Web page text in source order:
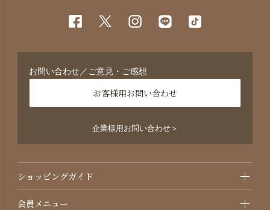
お問い合わせ／ご意見・ご感想
お客様用お問い合わせ
企業様用お問い合わせ＞
ショッピングガイド
会員メニュー